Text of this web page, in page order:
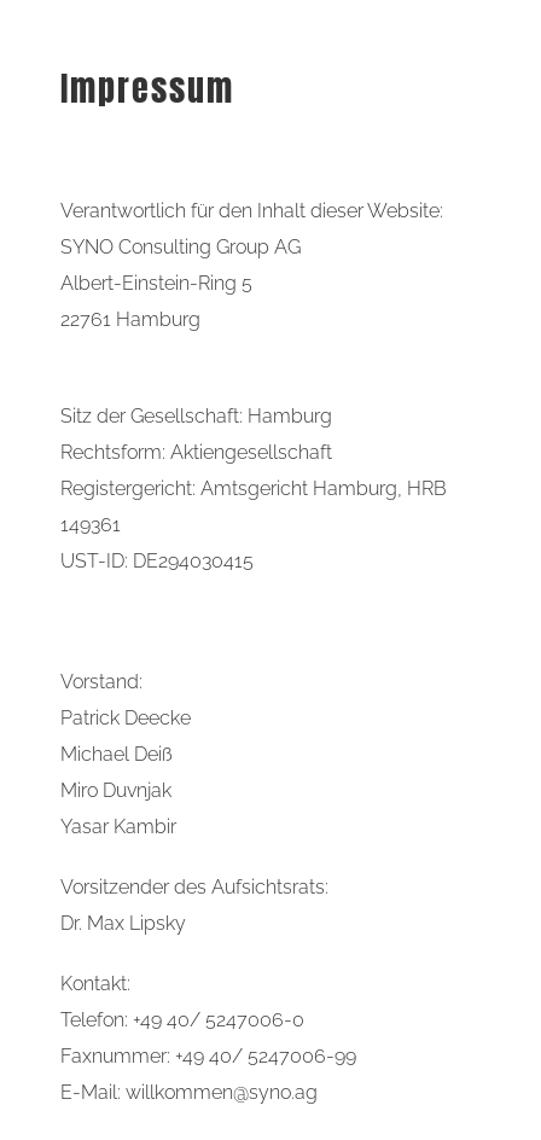
Impressum
Verantwortlich für den Inhalt dieser Website:
SYNO Consulting Group AG
Albert-Einstein-Ring 5
22761 Hamburg
Sitz der Gesellschaft: Hamburg
Rechtsform: Aktiengesellschaft
Registergericht: Amtsgericht Hamburg, HRB
149361
UST-ID: DE294030415
Vorstand:
Patrick Deecke
Michael Deiß
Miro Duvnjak
Yasar Kambir
Vorsitzender des Aufsichtsrats:
Dr. Max Lipsky
Kontakt:
Telefon: +49 40/ 5247006-0
Faxnummer: +49 40/ 5247006-99
E-Mail: willkommen@syno.ag